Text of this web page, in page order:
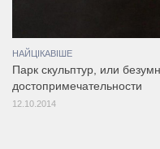
НАЙЦІКАВІШЕ
Парк скульптур, или
достопримечательности
12.10.2014